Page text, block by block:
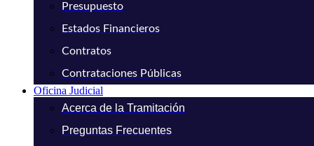
Presupuesto
Estados Financieros
Contratos
Contrataciones Públicas
Oficina Judicial
Acerca de la Tramitación
Preguntas Frecuentes